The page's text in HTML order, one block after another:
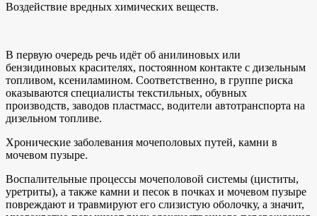
Воздействие вредных химических веществ.
В первую очередь речь идёт об анилиновых или
бензидиновых красителях, постоянном контакте с дизельным
топливом, ксениламином. Соответственно, в группе риска
оказываются специалисты текстильных, обувных
производств, заводов пластмасс, водители автотранспорта на
дизельном топливе.
Хронические заболевания мочеполовых путей, камни в
мочевом пузыре.
Воспалительные процессы мочеполовой системы (циститы,
уретриты), а также камни и песок в почках и мочевом пузыре
повреждают и травмируют его слизистую оболочку, а значит,